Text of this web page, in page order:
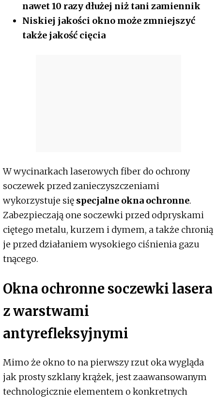
nawet 10 razy dłużej niż tani zamiennik
Niskiej jakości okno może zmniejszyć
także jakość cięcia
W wycinarkach laserowych fiber do ochrony
soczewek przed zanieczyszczeniami
wykorzystuje się specjalne okna ochronne.
Zabezpieczają one soczewki przed odpryskami
ciętego metalu, kurzem i dymem, a także chronią
je przed działaniem wysokiego ciśnienia gazu
tnącego.
Okna ochronne soczewki lasera
z warstwami
antyrefleksyjnymi
Mimo że okno to na pierwszy rzut oka wygląda
jak prosty szklany krążek, jest zaawansowanym
technologicznie elementem o konkretnych